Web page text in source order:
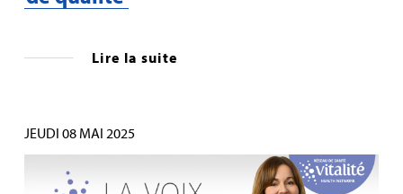
Lire la suite
JEUDI 08 MAI 2025